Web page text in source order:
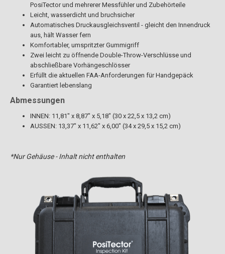
PosiTector und mehrerer Messfühler und Zubehörteile
Leicht, wasserdicht und bruchsicher
Automatisches Druckausgleichsventil - gleicht den Innendruck
aus, hält Wasser fern
Komfortabler, umspritzter Gummigriff
Zwei leicht zu öffnende Double-Throw-Verschlüsse und
abschließbare Vorhängeschlösser
Erfüllt die aktuellen FAA-Anforderungen für Handgepäck
Garantiert lebenslang
Abmessungen
INNEN: 11,81" x 8,87" x 5,18" (30 x 22,5 x 13,2 cm)
AUSSEN: 13,37" x 11,62" x 6,00" (34 x 29,5 x 15,2 cm)
*Nur Gehäuse - Inhalt nicht enthalten